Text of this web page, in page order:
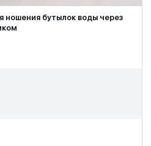
бутылок воды через